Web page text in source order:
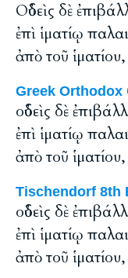
Οὐδεὶς δὲ
ἐπὶ ἱματίῳ
ἀπὸ τοῦ
Greek Orthodox
οὐδεὶς δὲ
ἐπὶ ἱματίῳ
ἀπὸ τοῦ
Tischendorf 8th
οὐδεὶς δὲ
ἐπὶ ἱματίῳ
ἀπὸ τοῦ